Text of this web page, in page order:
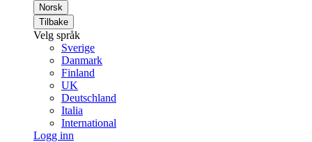
Norsk
Tilbake
Velg språk
Sverige
Danmark
Finland
UK
Deutschland
Italia
International
Logg inn